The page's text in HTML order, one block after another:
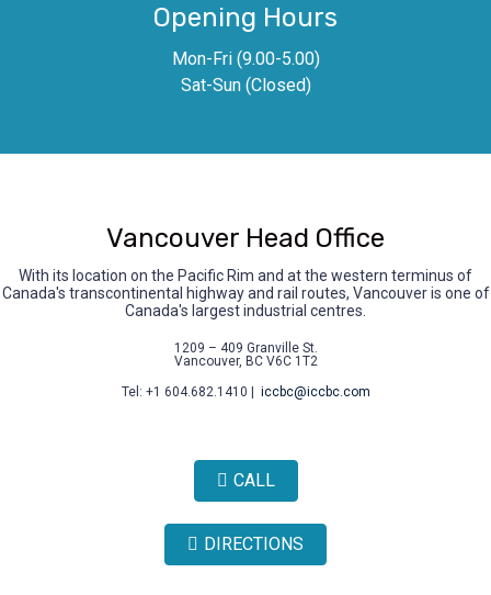
Opening Hours
Mon-Fri (9.00-5.00)
Sat-Sun (Closed)
Vancouver Head Office
With its location on the Pacific Rim and at the western terminus of
Canada's transcontinental highway and rail routes, Vancouver is one of
Canada's largest industrial centres.
1209 – 409 Granville St.
Vancouver, BC V6C 1T2
Tel: +1 604.682.1410 |
iccbc@iccbc.com
CALL
DIRECTIONS